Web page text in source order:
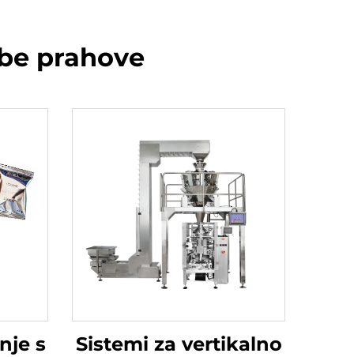
prahove
s
Sistemi za vertikalno